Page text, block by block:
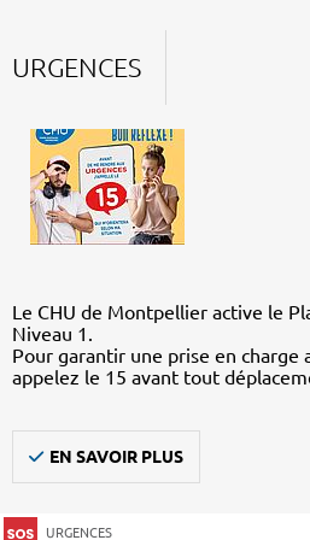
URGENCES
Le CHU de Montpellier active le
Niveau 1.
Pour garantir une prise en charge
appelez le 15 avant tout
EN SAVOIR PLUS
URGENCES